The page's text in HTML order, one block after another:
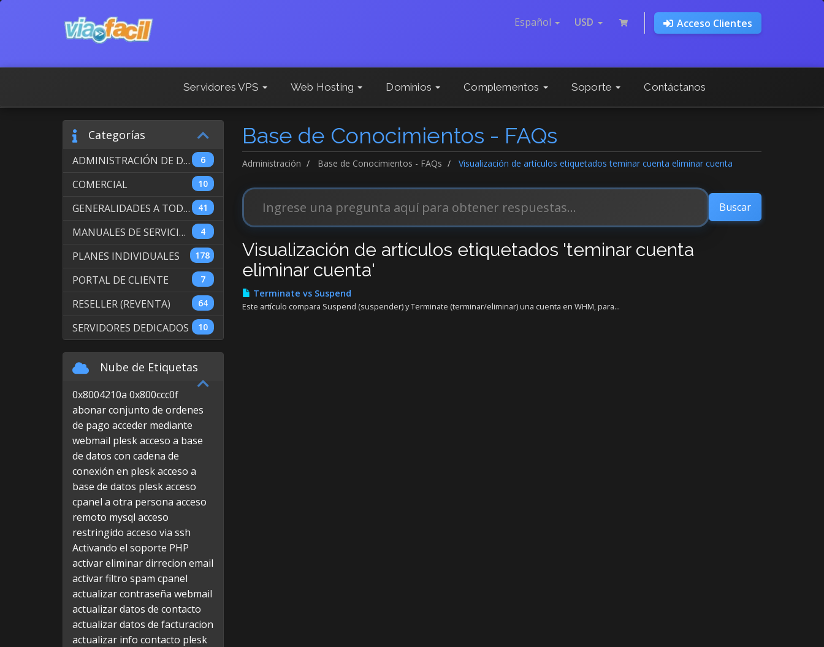
Español USD Acceso Clientes
Servidores VPS Web Hosting Dominios Complementos Soporte Contáctanos
Base de Conocimientos - FAQs
Administración Base de Conocimientos - FAQs Visualización de artículos etiquetados teminar cuenta eliminar cuenta
Categorías
6
ADMINISTRACIÓN DE DOMINIOS INTERNACIONALES
10
COMERCIAL
41
GENERALIDADES A TODOS LOS SERVICIOS
4
MANUALES DE SERVICIO DE WEB HOSTING
178
PLANES INDIVIDUALES
7
PORTAL DE CLIENTE
64
RESELLER (REVENTA)
10
SERVIDORES DEDICADOS
Visualización de artículos etiquetados 'teminar cuenta
eliminar cuenta'
Terminate vs Suspend
Este artículo compara Suspend (suspender) y Terminate (terminar/eliminar) una cuenta en WHM, para...
Nube de Etiquetas
0x8004210a 0x800ccc0f
abonar conjunto de ordenes
de pago acceder mediante
webmail pleskacceso a base
de datos con cadena de
conexión en pleskacceso a
base de datos pleskacceso
cpanel a otra persona acceso
remoto mysql acceso
restringido acceso via ssh
Activando el soporte PHP
activar eliminar dirrecion email
activar filtro spam cpanel
actualizar contraseña webmail
actualizar datos de contacto
actualizar datos de facturacion
actualizar info contacto plesk